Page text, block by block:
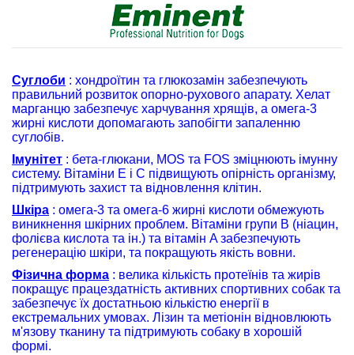
Суглоби : хондроїтин та глюкозамін забезпечують
правильний розвиток опорно-рухового апарату. Хелат
марганцю забезпечує харчування хрящів, а омега-3
жирні кислоти допомагають запобігти запаленню
суглобів.
Імунітет : бета-глюкани, MOS та FOS зміцнюють імунну
систему. Вітаміни E і C підвищують опірність організму,
підтримують захист та відновлення клітин.
Шкіра : омега-3 та омега-6 жирні кислоти обмежують
виникнення шкірних проблем. Вітаміни групи B (ніацин,
фолієва кислота та ін.) та вітамін A забезпечують
регенерацію шкіри, та покращують якість вовни.
Фізична форма : велика кількість протеїнів та жирів
покращує працездатність активних спортивних собак та
забезпечує їх достатньою кількістю енергії в
екстремальних умовах. Лізин та метіонін відновлюють
м'язову тканину та підтримують собаку в хорошій
формі.